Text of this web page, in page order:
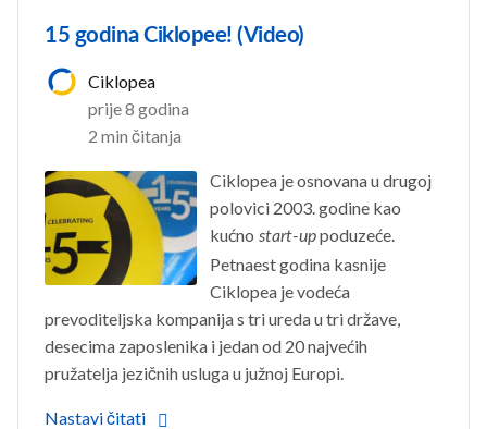
15 godina Ciklopee! (Video)
Ciklopea
prije 8 godina
2 min čitanja
Ciklopea je osnovana u drugoj
polovici 2003. godine kao
kućno start-uppoduzeće.
Petnaest godina kasnije
Ciklopea je vodeća
prevoditeljska kompanija s tri ureda u tri države,
desecima zaposlenika i jedan od 20 najvećih
pružatelja jezičnih usluga u južnoj Europi.
Nastavi čitati